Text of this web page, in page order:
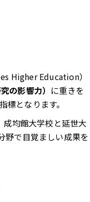
Higher Education）
の影響力） に重きを
となります。
均館大学校と延世大
野で目覚ましい成果を